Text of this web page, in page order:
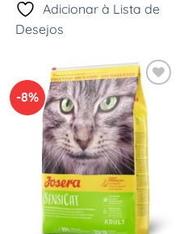
55,19 €
Adicionar à Lista de
Desejos
-8%
Adicionar
à Lista
de
Desejos